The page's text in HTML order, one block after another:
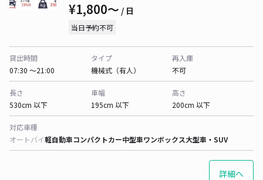
¥1,800〜 / 日
当日予約不可
貸出時間
07:30 〜21:00
タイプ
機械式（有人）
再入庫
不可
長さ
530cm 以下
車幅
195cm 以下
高さ
200cm 以下
対応車種
オートバイ軽自動車コンパクトカー中型車ワンボックス大型車・SUV
詳細へ